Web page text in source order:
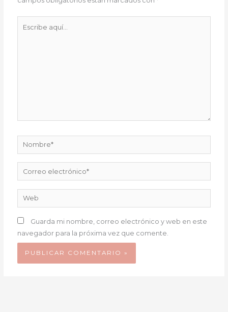
Nombre*
Correo
electrónico*
Web
Guarda mi nombre, correo electrónico y web en este
navegador para la próxima vez que comente.